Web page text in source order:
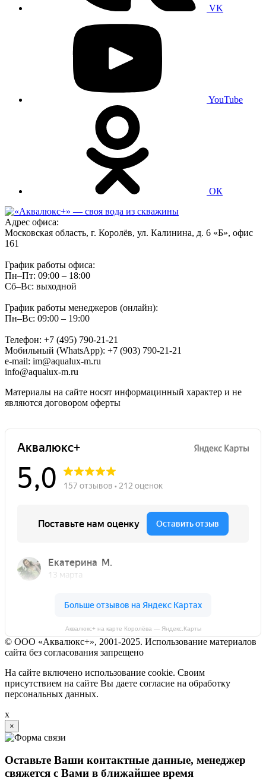
VK
YouTube
ОК
Адрес офиса:
Московская область, г. Королёв, ул. Калинина, д. 6 «Б», офис
161
График работы офиса:
Пн–Пт: 09:00 – 18:00
Сб–Вс: выходной
График работы менеджеров (онлайн):
Пн–Вс: 09:00 – 19:00
Телефон: +7 (495) 790-21-21
Мобильный (WhatsApp): +7 (903) 790-21-21
e-mail: im@aqualux-m.ru
info@aqualux-m.ru
Материалы на сайте носят информацинный характер и не
являются договором оферты
Аквалюкс+ на карте Королёва — Яндекс.Карты
© ООО «Аквалюкс+», 2001-2025. Использование материалов
сайта без согласования запрещено
На сайте включено использование cookie. Своим
присутствием на сайте Вы даете согласие на обработку
персональных данных.
x
×
Оставьте Ваши контактные данные, менеджер
свяжется с Вами в ближайшее время